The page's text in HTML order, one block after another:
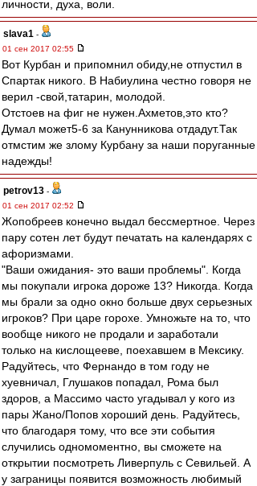
личности, духа, воли.
slava1 -
01 сен 2017 02:55
Вот Курбан и припомнил обиду,не отпустил в
Спартак никого. В Набиулина честно говоря не
верил -свой,татарин, молодой.
Отстоев на фиг не нужен.Ахметов,это кто?
Думал может5-6 за Канунникова отдадут.Так
отмстим же злому Курбану за наши поруганные
надежды!
petrov13 -
01 сен 2017 02:52
Жопобреев конечно выдал бессмертное. Через
пару сотен лет будут печатать на календарях с
афоризмами.
"Ваши ожидания- это ваши проблемы". Когда
мы покупали игрока дороже 13? Никогда. Когда
мы брали за одно окно больше двух серьезных
игроков? При царе горохе. Умножьте на то, что
вообще никого не продали и заработали
только на кислощееве, поехавшем в Мексику.
Радуйтесь, что Фернандо в том году не
хуевничал, Глушаков попадал, Рома был
здоров, а Массимо часто угадывал у кого из
пары Жано/Попов хороший день. Радуйтесь,
что благодаря тому, что все эти события
случились одномоментно, вы сможете на
открытии посмотреть Ливерпуль с Севильей. А
у заграницы появится возможность любимый